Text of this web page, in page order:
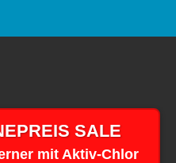
SALE
mit Aktiv-Chlor